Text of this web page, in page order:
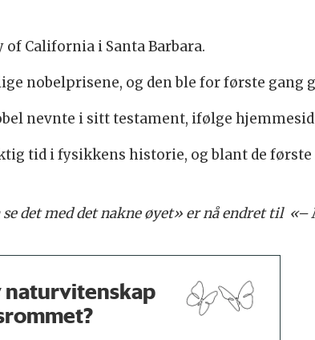
California i Santa Barbara.
nobelprisene, og den ble for første gang
nevnte i sitt testament, ifølge
tid i fysikkens historie, og blant de
det med det nakne øyet» er nå endret til «–
naturvitenskap